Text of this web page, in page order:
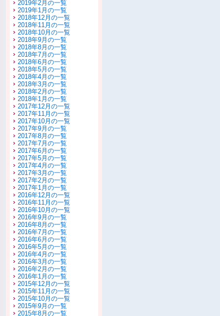
2019年2月の一覧
2019年1月の一覧
2018年12月の一覧
2018年11月の一覧
2018年10月の一覧
2018年9月の一覧
2018年8月の一覧
2018年7月の一覧
2018年6月の一覧
2018年5月の一覧
2018年4月の一覧
2018年3月の一覧
2018年2月の一覧
2018年1月の一覧
2017年12月の一覧
2017年11月の一覧
2017年10月の一覧
2017年9月の一覧
2017年8月の一覧
2017年7月の一覧
2017年6月の一覧
2017年5月の一覧
2017年4月の一覧
2017年3月の一覧
2017年2月の一覧
2017年1月の一覧
2016年12月の一覧
2016年11月の一覧
2016年10月の一覧
2016年9月の一覧
2016年8月の一覧
2016年7月の一覧
2016年6月の一覧
2016年5月の一覧
2016年4月の一覧
2016年3月の一覧
2016年2月の一覧
2016年1月の一覧
2015年12月の一覧
2015年11月の一覧
2015年10月の一覧
2015年9月の一覧
2015年8月の一覧